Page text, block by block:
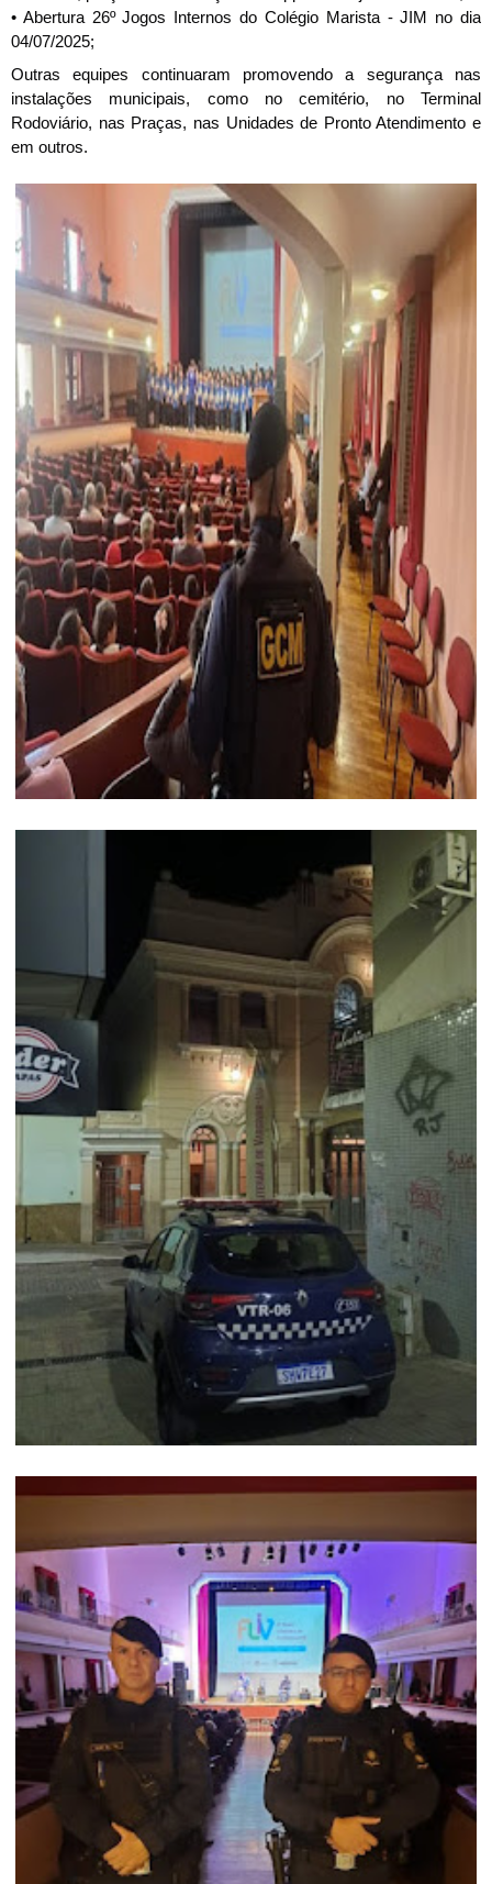
• Abertura 26º Jogos Internos do Colégio Marista - JIM no dia
04/07/2025;
Outras equipes continuaram promovendo a segurança nas
instalações municipais, como no cemitério, no Terminal
Rodoviário, nas Praças, nas Unidades de Pronto Atendimento e
em outros.